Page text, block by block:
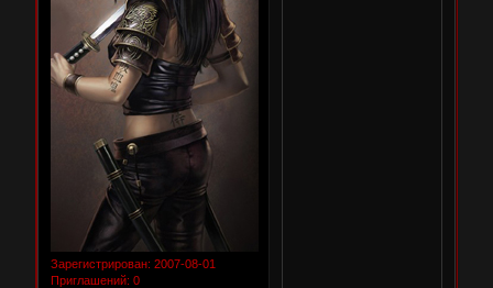
Зарегистрирован: 2007-08-01
Приглашений: 0